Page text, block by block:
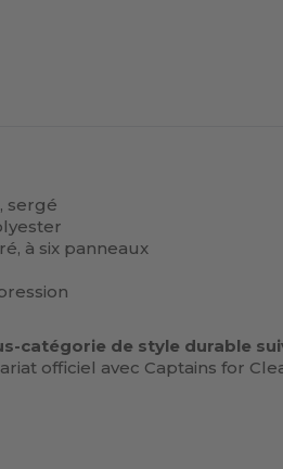
sergé
à six panneaux
catégorie de style durable
officiel avec Captains for